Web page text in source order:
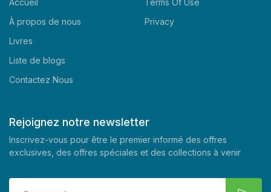
Accueil
À propos de nous
Livres
Liste de blogs
Contactez Nous
Terms Of Use
Privacy
Rejoignez notre newsletter
Inscrivez-vous pour être le premier informé des offres
exclusives, des offres spéciales et des collections à venir